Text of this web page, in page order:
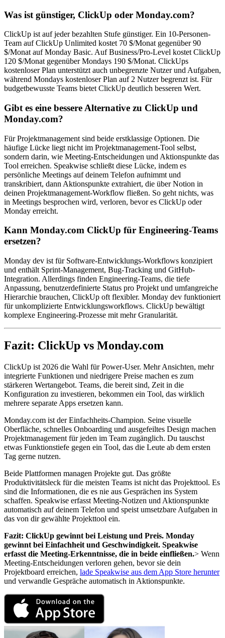
Was ist günstiger, ClickUp oder Monday.com?
ClickUp ist auf jeder bezahlten Stufe günstiger. Ein 10-Personen-
Team auf ClickUp Unlimited kostet 70 $/Monat gegenüber 90
$/Monat auf Monday Basic. Auf Business/Pro-Level kostet ClickUp
120 $/Monat gegenüber Mondays 190 $/Monat. ClickUps
kostenloser Plan unterstützt auch unbegrenzte Nutzer und Aufgaben,
während Mondays kostenloser Plan auf 2 Nutzer begrenzt ist. Für
budgetbewusste Teams bietet ClickUp deutlich besseren Wert.
Gibt es eine bessere Alternative zu ClickUp und
Monday.com?
Für Projektmanagement sind beide erstklassige Optionen. Die
häufige Lücke liegt nicht im Projektmanagement-Tool selbst,
sondern darin, wie Meeting-Entscheidungen und Aktionspunkte das
Tool erreichen. Speakwise schließt diese Lücke, indem es
persönliche Meetings auf deinem Telefon aufnimmt und
transkribiert, dann Aktionspunkte extrahiert, die über Notion in
deinen Projektmanagement-Workflow fließen. So geht nichts, was
in Meetings besprochen wird, verloren, bevor es ClickUp oder
Monday erreicht.
Kann Monday.com ClickUp für Engineering-Teams
ersetzen?
Monday dev ist für Software-Entwicklungs-Workflows konzipiert
und enthält Sprint-Management, Bug-Tracking und GitHub-
Integration. Allerdings finden Engineering-Teams, die tiefe
Anpassung, benutzerdefinierte Status pro Projekt und umfangreiche
Hierarchie brauchen, ClickUp oft flexibler. Monday dev funktioniert
für unkomplizierte Entwicklungsworkflows. ClickUp bewältigt
komplexe Engineering-Prozesse mit mehr Granularität.
Fazit: ClickUp vs Monday.com
ClickUp ist 2026 die Wahl für Power-User. Mehr Ansichten, mehr
integrierte Funktionen und niedrigere Preise machen es zum
stärkeren Wertangebot. Teams, die bereit sind, Zeit in die
Konfiguration zu investieren, bekommen ein Tool, das wirklich
mehrere separate Apps ersetzen kann.
Monday.com ist der Einfachheits-Champion. Seine visuelle
Oberfläche, schnelles Onboarding und ausgefeiltes Design machen
Projektmanagement für jeden im Team zugänglich. Du tauschst
etwas Funktionstiefe gegen ein Tool, das die Leute ab dem ersten
Tag gerne nutzen.
Beide Plattformen managen Projekte gut. Das größte
Produktivitätsleck für die meisten Teams ist nicht das Projekttool. Es
sind die Informationen, die es nie aus Gesprächen ins System
schaffen. Speakwise erfasst Meeting-Notizen und Aktionspunkte
automatisch auf deinem Telefon und speist umsetzbare Aufgaben in
das von dir gewählte Projekttool ein.
Fazit: ClickUp gewinnt bei Leistung und Preis. Monday
gewinnt bei Einfachheit und Geschwindigkeit. Speakwise
erfasst die Meeting-Erkenntnisse, die in beide einfließen.> Wenn
Meeting-Entscheidungen verloren gehen, bevor sie dein
Projektboard erreichen, lade Speakwise aus dem App Store herunter
und verwandle Gespräche automatisch in Aktionspunkte.